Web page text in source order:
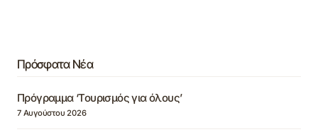
Πρόσφατα Νέα
Πρόγραμμα ‘Τουρισμός για όλους’
7 Αυγούστου 2026